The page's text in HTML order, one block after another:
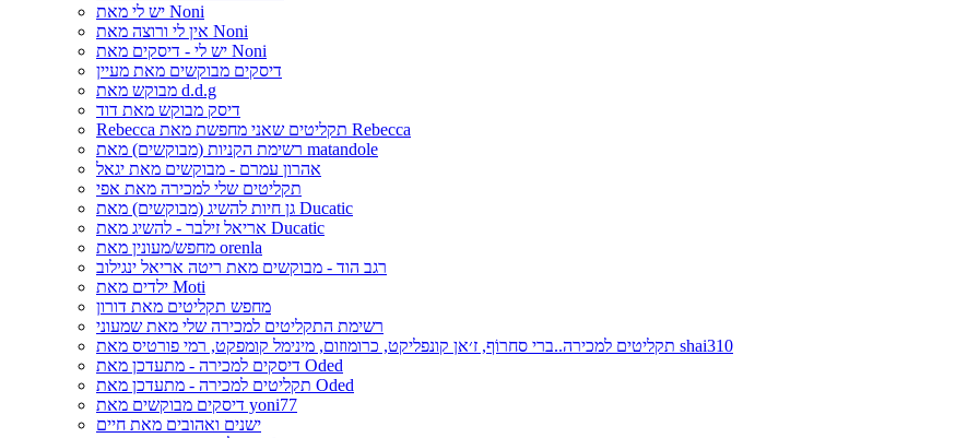
יש לי מאת Noni
אין לי ורוצה מאת Noni
יש לי - דיסקים מאת Noni
דיסקים מבוקשים מאת מעיין
מבוקש מאת d.d.g
דיסק מבוקש מאת דוד
Rebecca תקליטים שאני מחפשת מאת Rebecca
רשימת הקניות (מבוקשים) מאת matandole
אהרון עמרם - מבוקשים מאת יגאל
תקליטים שלי למכירה מאת אפי
גן חיות להשיג (מבוקשים) מאת Ducatic
אריאל זילבר - להשיג מאת Ducatic
מחפש/מעונין מאת orenla
רגב הוד - מבוקשים מאת ריטה אריאל ינגילוב
ילדים מאת Moti
מחפש תקליטים מאת דורון
רשימת התקליטים למכירה שלי מאת שמעוני
תקליטים למכירה..ברי סחרוֹף, ז׳אן קונפליקט, כרומוזום, מינימל קומפקט, רמי פורטיס מאת shai310
דיסקים למכירה - מתעדכן מאת Oded
תקליטים למכירה - מתעדכן מאת Oded
דיסקים מבוקשים מאת yoni77
ישנים ואהובים מאת חיים